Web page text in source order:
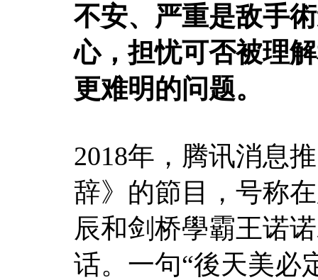
不安、严重是敌手
心，担忧可否被理
更难明的问题。
2018年，腾讯消息
辞》的節目，号称
辰和剑桥學霸王诺
话。一句“後天美必